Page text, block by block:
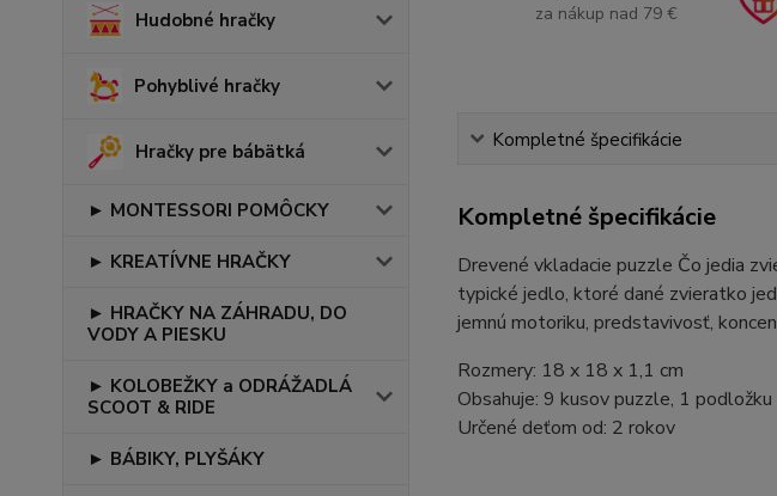
Hudobné hračky
Pohyblivé hračky
Hračky pre bábätká
► MONTESSORI POMÔCKY
► KREATÍVNE HRAČKY
► HRAČKY NA ZÁHRADU, DO
VODY A PIESKU
► KOLOBEŽKY a ODRÁŽADLÁ
SCOOT & RIDE
► BÁBIKY, PLYŠÁKY
za nákup nad 79 €
Kompletné špecifikácie
Kompletné špecifikácie
Drevené vkladacie puzzle Čo jedia
typické jedlo, ktoré dané zvieratko
jemnú motoriku, predstavivosť,
Rozmery: 18 x 18 x 1,1 cm
Obsahuje: 9 kusov puzzle, 1 podložku
Určené deťom od: 2 rokov